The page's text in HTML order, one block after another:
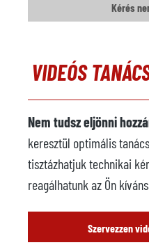
Kérés
VIDEÓS
Nem tudsz eljönni
keresztül optimális
tisztázhatjuk technikai
reagálhatunk az Ön
Szervezzen